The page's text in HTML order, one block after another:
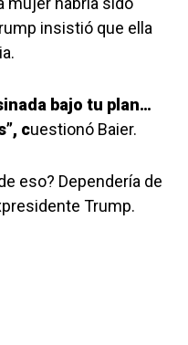
insistió que ella
bajo tu plan…
cuestionó Baier.
eso? Dependería de
Trump.